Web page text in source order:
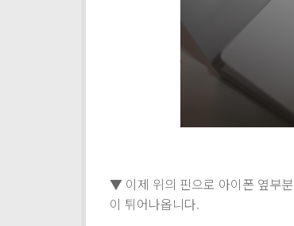
▼ 이제 위의 핀으로 아이폰 옆부
이 튀어나옵니다.